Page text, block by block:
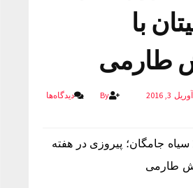
با
طارمی
By
دیدگاه‌ها
پرسپولیس 3 – 2 سیاه جامگان؛ پیروزی در هفته
طارمی